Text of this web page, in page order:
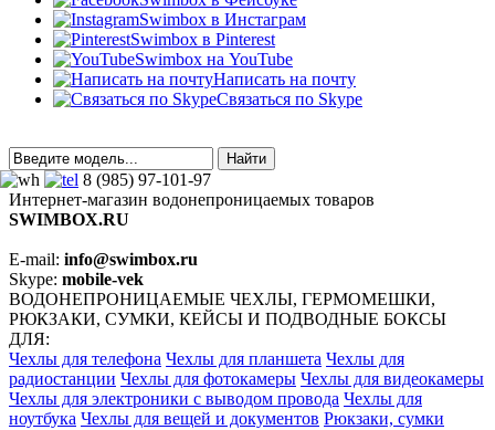
Swimbox в Инстаграм
Swimbox в Pinterest
Swimbox на YouTube
Написать на почту
Связаться по Skype
8 (985) 97-101-97
Интернет-магазин водонепроницаемых товаров
SWIMBOX.RU
E-mail: info@swimbox.ru
Skype: mobile-vek
ВОДОНЕПРОНИЦАЕМЫЕ ЧЕХЛЫ, ГЕРМОМЕШКИ,
РЮКЗАКИ, СУМКИ, КЕЙСЫ И ПОДВОДНЫЕ БОКСЫ
ДЛЯ:
Чехлы для телефона Чехлы для планшета Чехлы для
радиостанции Чехлы для фотокамеры Чехлы для видеокамеры
Чехлы для электроники с выводом провода Чехлы для
ноутбука Чехлы для вещей и документов Рюкзаки, сумки